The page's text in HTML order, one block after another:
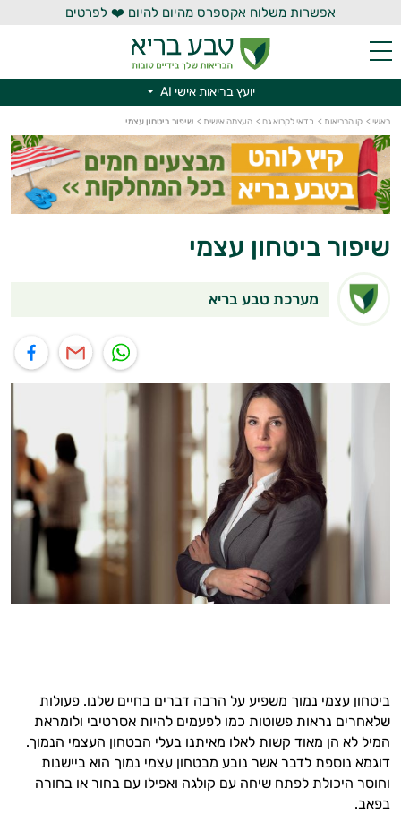
אפשרות משלוח אקספרס מהיום להיום ❤️ לפרטים
יועץ בריאות אישי AI
ראשי > קו הבריאות > כדאי לקרוא גם > העצמה אישית > שיפור ביטחון עצמי
שיפור ביטחון עצמי
מערכת טבע בריא
ביטחון עצמי נמוך משפיע על הרבה דברים בחיים שלנו. פעולות
שלאחרים נראות פשוטות כמו לפעמים להיות אסרטיבי ולומראת
המיל לא הן מאוד קשות לאלו מאיתנו בעלי הבטחון העצמי הנמוך.
דוגמא נוספת לדבר אשר נובע מבטחון עצמי נמוך הוא ביישנות
וחוסר היכולת לפתח שיחה עם קולגה ואפילו עם בחור או בחורה
בפאב.
יועץ בריאות אישי AI